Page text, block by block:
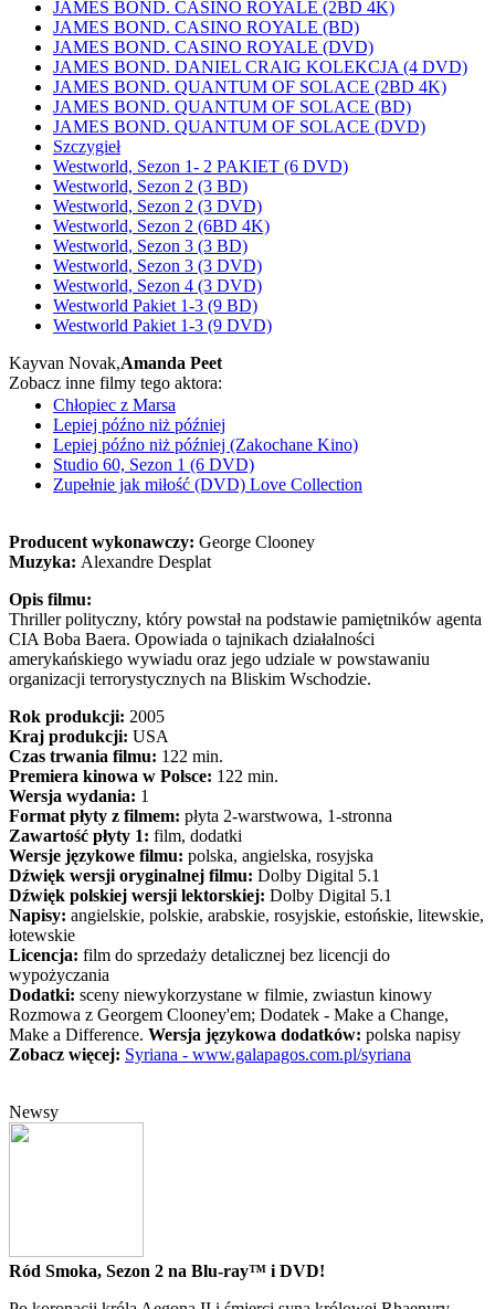
JAMES BOND. CASINO ROYALE (2BD 4K)
JAMES BOND. CASINO ROYALE (BD)
JAMES BOND. CASINO ROYALE (DVD)
JAMES BOND. DANIEL CRAIG KOLEKCJA (4 DVD)
JAMES BOND. QUANTUM OF SOLACE (2BD 4K)
JAMES BOND. QUANTUM OF SOLACE (BD)
JAMES BOND. QUANTUM OF SOLACE (DVD)
Szczygieł
Westworld, Sezon 1- 2 PAKIET (6 DVD)
Westworld, Sezon 2 (3 BD)
Westworld, Sezon 2 (3 DVD)
Westworld, Sezon 2 (6BD 4K)
Westworld, Sezon 3 (3 BD)
Westworld, Sezon 3 (3 DVD)
Westworld, Sezon 4 (3 DVD)
Westworld Pakiet 1-3 (9 BD)
Westworld Pakiet 1-3 (9 DVD)
Kayvan Novak,Amanda Peet
Zobacz inne filmy tego aktora:
Chłopiec z Marsa
Lepiej późno niż później
Lepiej późno niż później (Zakochane Kino)
Studio 60, Sezon 1 (6 DVD)
Zupełnie jak miłość (DVD) Love Collection
Producent wykonawczy: George Clooney
Muzyka: Alexandre Desplat
Opis filmu:
Thriller polityczny, który powstał na podstawie pamiętników agenta
CIA Boba Baera. Opowiada o tajnikach działalności
amerykańskiego wywiadu oraz jego udziale w powstawaniu
organizacji terrorystycznych na Bliskim Wschodzie.
Rok produkcji: 2005
Kraj produkcji: USA
Czas trwania filmu: 122 min.
Premiera kinowa w Polsce: 122 min.
Wersja wydania: 1
Format płyty z filmem: płyta 2-warstwowa, 1-stronna
Zawartość płyty 1: film, dodatki
Wersje językowe filmu: polska, angielska, rosyjska
Dźwięk wersji oryginalnej filmu: Dolby Digital 5.1
Dźwięk polskiej wersji lektorskiej: Dolby Digital 5.1
Napisy: angielskie, polskie, arabskie, rosyjskie, estońskie, litewskie,
łotewskie
Licencja: film do sprzedaży detalicznej bez licencji do
wypożyczania
Dodatki: sceny niewykorzystane w filmie, zwiastun kinowy
Rozmowa z Georgem Clooney'em; Dodatek - Make a Change,
Make a Difference. Wersja językowa dodatków: polska napisy
Zobacz więcej: Syriana - www.galapagos.com.pl/syriana
Newsy
Ród Smoka, Sezon 2 na Blu-ray™ i DVD!